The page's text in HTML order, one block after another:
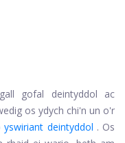
gofal deintyddol ac
os ydych chi'n un o'r
deintyddol . Os